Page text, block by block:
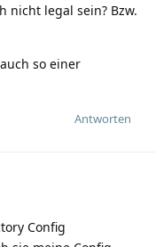
nicht legal sein? Bzw.
so einer
Antworten
Config